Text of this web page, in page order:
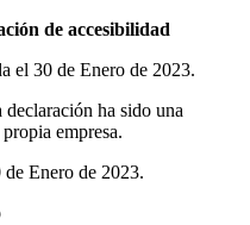
de accesibilidad
el 30 de Enero de 2023.
ha sido una
empresa.
Enero de 2023.